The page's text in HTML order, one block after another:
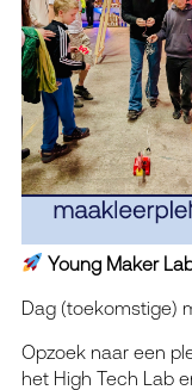
Young Maker
Dag (toekomstige)
Opzoek naar een
het High Tech Lab